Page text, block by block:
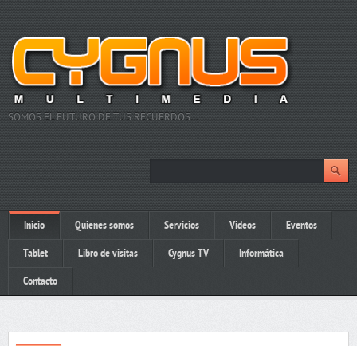
SOMOS EL FUTURO DE TUS RECUERDOS…
Inicio Quienes somos Servicios Videos Eventos
Tablet Libro de visitas Cygnus TV Informática
Contacto